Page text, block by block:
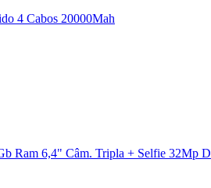
4 Cabos 20000Mah
Ram 6,4" Câm. Tripla + Selfie 32Mp D